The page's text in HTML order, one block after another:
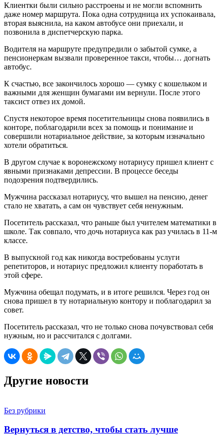
Клиентки были сильно расстроены и не могли вспомнить
даже номер маршрута. Пока одна сотрудница их успокаивала,
вторая выяснила, на каком автобусе они приехали, и
позвонила в диспетчерскую парка.
Водителя на маршруте предупредили о забытой сумке, а
пенсионеркам вызвали проверенное такси, чтобы… догнать
автобус.
К счастью, все закончилось хорошо — сумку с кошельком и
важными для женщин бумагами им вернули. После этого
таксист отвез их домой.
Спустя некоторое время посетительницы снова появились в
конторе, поблагодарили всех за помощь и понимание и
совершили нотариальное действие, за которым изначально
хотели обратиться.
В другом случае к воронежскому нотариусу пришел клиент с
явными признаками депрессии. В процессе беседы
подозрения подтвердились.
Мужчина рассказал нотариусу, что вышел на пенсию, денег
стало не хватать, а сам он чувствует себя ненужным.
Посетитель рассказал, что раньше был учителем математики в
школе. Так совпало, что дочь нотариуса как раз училась в 11-м
классе.
В выпускной год как никогда востребованы услуги
репетиторов, и нотариус предложил клиенту поработать в
этой сфере.
Мужчина обещал подумать, и в итоге решился. Через год он
снова пришел в ту нотариальную контору и поблагодарил за
совет.
Посетитель рассказал, что не только снова почувствовал себя
нужным, но и рассчитался с долгами.
Другие новости
Без рубрики
Вернуться в детство, чтобы стать лучше